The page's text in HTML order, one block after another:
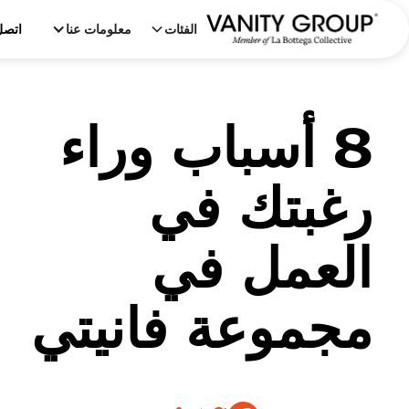
الفئات معلومات عنا
8 أسباب وراء
رغبتك في
العمل في
مجموعة فانيتي